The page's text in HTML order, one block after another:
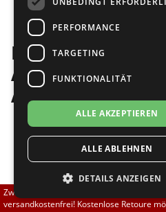
Übergrößen 43-44
Flexerinas
RayRose
Rummos
Rumpf
TopTanz
Diamant HW02995
Absatzschoner
Absätze
5,00
[inkl. 19% MwSt
Zwischen 70,00 EUR und 800,00 EUR
versandkostenfrei! Kostenlose Retoure
PERFORMANCE
TARGETING
FUNKTIONALITÄT
ALLE AKZEPTIEREN
ALLE ABLEHNEN
DETAILS ANZEIGEN